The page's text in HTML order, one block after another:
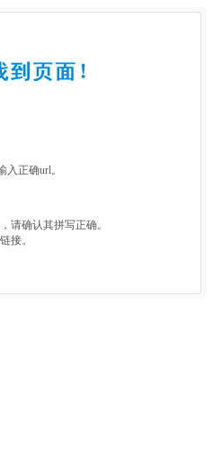
正确url。
请确认其拼写正确。
接。